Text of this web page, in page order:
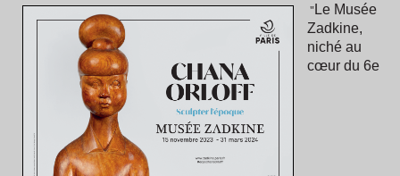
" Le Musée
Zadkine,
niché au
cœur du 6e